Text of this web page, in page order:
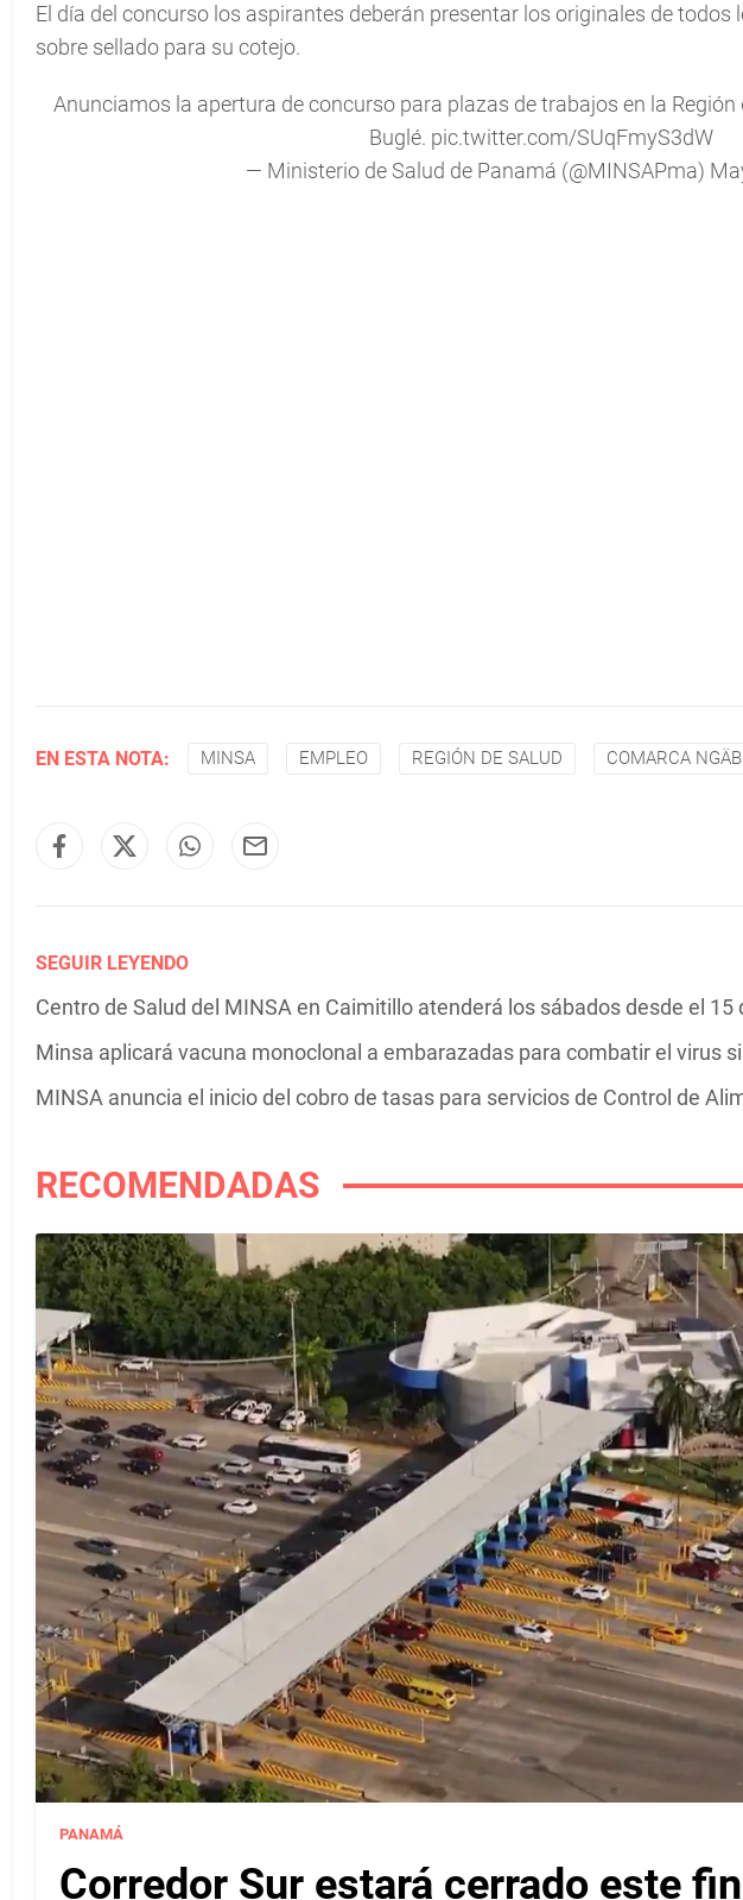
El día del concurso los aspirantes deberán presentar los originales de todos
sobre sellado para su cotejo.
Anunciamos la apertura de concurso para plazas de trabajos en la
Buglé. pic.twitter.com/SUqFmyS3dW
— Ministerio de Salud de Panamá (@MINSAPma)
EN ESTA NOTA: MINSA EMPLEO REGIÓN DE SALUD COMARCA
SEGUIR LEYENDO
Centro de Salud del MINSA en Caimitillo atenderá los sábados desde el 15
Minsa aplicará vacuna monoclonal a embarazadas para combatir el virus
MINSA anuncia el inicio del cobro de tasas para servicios de Control de
RECOMENDADAS
PANAMÁ
Corredor Sur estará cerrado este